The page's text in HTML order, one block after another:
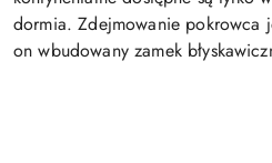
dormia. Zdejmowanie pokrowca
on wbudowany zamek